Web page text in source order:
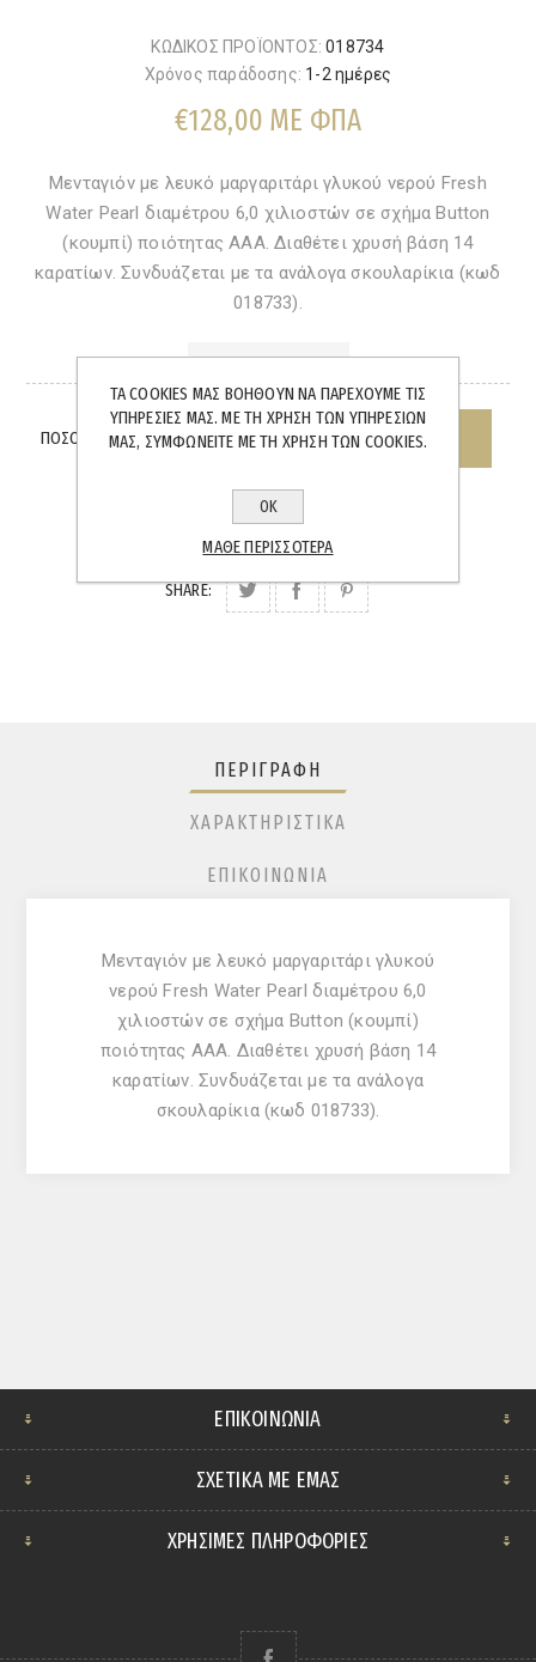
ΚΩΔΙΚΟΣ ΠΡΟΪΟΝΤΟΣ: 018734
Χρόνος παράδοσης: 1-2 ημέρες
€128,00 ΜΕ ΦΠΑ
Μενταγιόν με λευκό μαργαριτάρι γλυκού νερού Fresh
Water Pearl διαμέτρου 6,0 χιλιοστών σε σχήμα Button
(κουμπί) ποιότητας ΑΑΑ. Διαθέτει χρυσή βάση 14
καρατίων. Συνδυάζεται με τα ανάλογα σκουλαρίκια (κωδ
018733).
ΆΜΕΣΑ ΔΙΑΘΈΣΙΜΟ
ΠΟΣΌΤΗΤΑ:
SHARE:
ΠΕΡΙΓΡΑΦΉ
ΧΑΡΑΚΤΗΡΙΣΤΙΚΆ
ΕΠΙΚΟΙΝΩΝΊΑ
Μενταγιόν με λευκό μαργαριτάρι γλυκού
νερού Fresh Water Pearl διαμέτρου 6,0
χιλιοστών σε σχήμα Button (κουμπί)
ποιότητας ΑΑΑ. Διαθέτει χρυσή βάση 14
καρατίων. Συνδυάζεται με τα ανάλογα
σκουλαρίκια (κωδ 018733).
ΕΠΙΚΟΙΝΩΝΊΑ
ΣΧΕΤΙΚΆ ΜΕ ΕΜΆΣ
ΧΡΗΣΙΜΕΣ ΠΛΗΡΟΦΟΡΙΕΣ
ΤΑ COOKIES ΜΑΣ ΒΟΗΘΟΎΝ ΝΑ ΠΑΡΈΧΟΥΜΕ ΤΙΣ
ΥΠΗΡΕΣΊΕΣ ΜΑΣ. ΜΕ ΤΗ ΧΡΉΣΗ ΤΩΝ ΥΠΗΡΕΣΙΏΝ
ΜΑΣ, ΣΥΜΦΩΝΕΊΤΕ ΜΕ ΤΗ ΧΡΉΣΗ ΤΩΝ COOKIES.
ΟΚ
ΜΆΘΕ ΠΕΡΙΣΣΌΤΕΡΑ